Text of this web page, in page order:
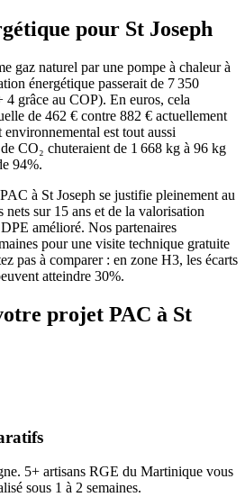
pour St Joseph
gaz naturel par une pompe à chaleur à
énergétique passerait de 7 350
grâce au COP). En euros, cela
de 462 € contre 882 € actuellement
est tout aussi
CO₂ chuteraient de 1 668 kg à 96 kg
94%.
à St Joseph se justifie pleinement au
nets sur 15 ans et de la valorisation
amélioré. Nos partenaires
pour une visite technique gratuite
pas à comparer : en zone H3, les écarts
atteindre 30%.
projet PAC à St
5+ artisans RGE du Martinique vous
sous 1 à 2 semaines.